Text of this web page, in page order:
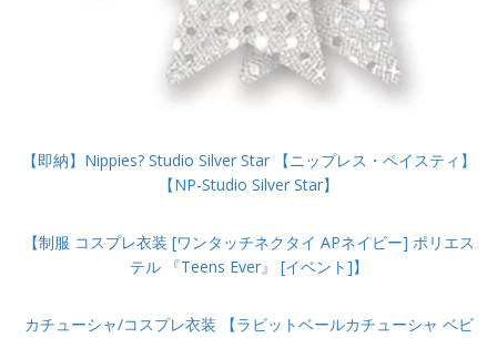
【即納】Nippies? Studio Silver Star 【ニップレス・ペイスティ】
【NP-Studio Silver Star】
【制服 コスプレ衣装 [ワンタッチネクタイ APネイビー] ポリエス
テル 『Teens Ever』 [イベント]】
カチューシャ/コスプレ衣装 【ラビットベールカチューシャ ベビ